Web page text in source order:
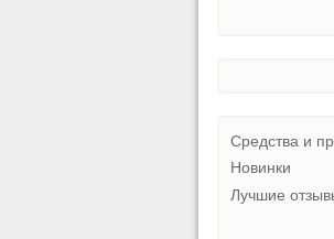
Средства и
Новинки
Лучшие